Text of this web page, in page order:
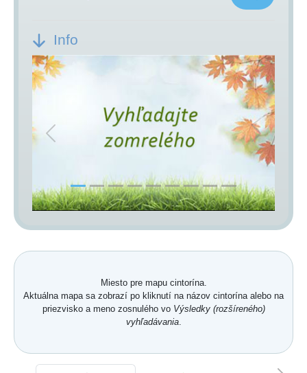
Info
Previous Next
Miesto pre mapu cintorína.
Aktuálna mapa sa zobrazí po kliknutí na názov cintorína alebo na
priezvisko a meno zosnulého vo Výsledky (rozšíreného)
vyhľadávania.